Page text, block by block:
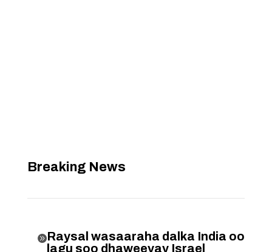
Breaking News
Raysal wasaaraha dalka India oo
lagu soo dhaweeyay Israel